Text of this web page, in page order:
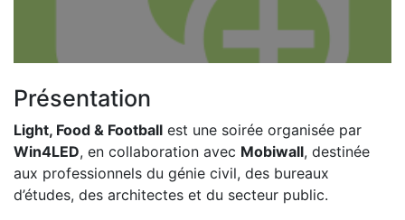
Présentation
Light, Food & Football est une soirée organisée par
Win4LED, en collaboration avec Mobiwall, destinée
aux professionnels du génie civil, des bureaux
d’études, des architectes et du secteur public.